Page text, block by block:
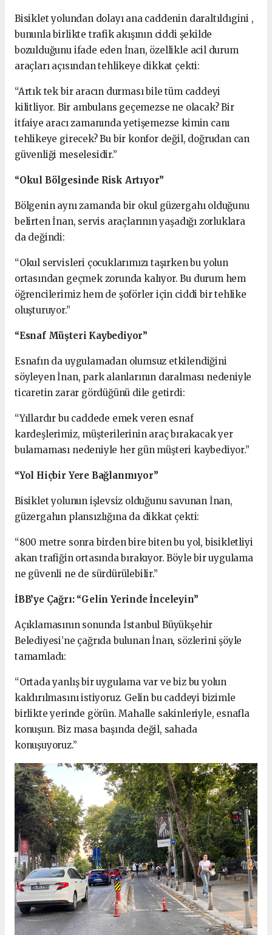
Bisiklet yolundan dolayı ana caddenin daraltıldıgini ,
bununla birlikte trafik akışının ciddi şekilde
bozulduğunu ifade eden İnan, özellikle acil durum
araçları açısından tehlikeye dikkat çekti:
“Artık tek bir aracın durması bile tüm caddeyi
kilitliyor. Bir ambulans geçemezse ne olacak? Bir
itfaiye aracı zamanında yetişemezse kimin canı
tehlikeye girecek? Bu bir konfor değil, doğrudan can
güvenliği meselesidir.”
“Okul Bölgesinde Risk Artıyor”
Bölgenin aynı zamanda bir okul güzergahı olduğunu
belirten İnan, servis araçlarının yaşadığı zorluklara
da değindi:
“Okul servisleri çocuklarımızı taşırken bu yolun
ortasından geçmek zorunda kalıyor. Bu durum hem
öğrencilerimiz hem de şoförler için ciddi bir tehlike
oluşturuyor.”
“Esnaf Müşteri Kaybediyor”
Esnafın da uygulamadan olumsuz etkilendiğini
söyleyen İnan, park alanlarının daralması nedeniyle
ticaretin zarar gördüğünü dile getirdi:
“Yıllardır bu caddede emek veren esnaf
kardeşlerimiz, müşterilerinin araç bırakacak yer
bulamaması nedeniyle her gün müşteri kaybediyor.”
“Yol Hiçbir Yere Bağlanmıyor”
Bisiklet yolunun işlevsiz olduğunu savunan İnan,
güzergahın plansızlığına da dikkat çekti:
“800 metre sonra birden bire biten bu yol, bisikletliyi
akan trafiğin ortasında bırakıyor. Böyle bir uygulama
ne güvenli ne de sürdürülebilir.”
İBB’ye Çağrı: “Gelin Yerinde İnceleyin”
Açıklamasının sonunda İstanbul Büyükşehir
Belediyesi’ne çağrıda bulunan İnan, sözlerini şöyle
tamamladı:
“Ortada yanlış bir uygulama var ve biz bu yolun
kaldırılmasını istiyoruz. Gelin bu caddeyi bizimle
birlikte yerinde görün. Mahalle sakinleriyle, esnafla
konuşun. Biz masa başında değil, sahada
konuşuyoruz.”